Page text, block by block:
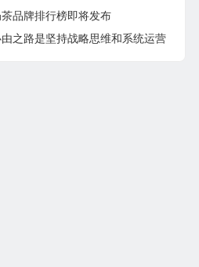
品牌排行榜即将发布
之路是坚持战略思维和系统运营